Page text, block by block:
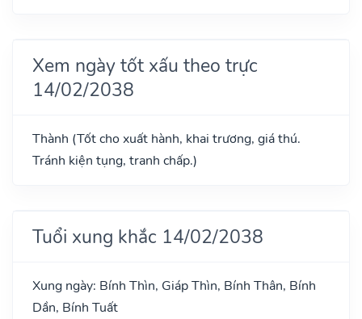
Xem ngày tốt xấu theo trực
14/02/2038
Thành (Tốt cho xuất hành, khai trương, giá thú.
Tránh kiện tụng, tranh chấp.)
Tuổi xung khắc 14/02/2038
Xung ngày: Bính Thìn, Giáp Thìn, Bính Thân, Bính
Dần, Bính Tuất